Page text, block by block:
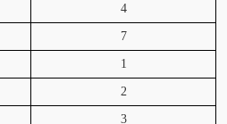
4
7
1
2
3